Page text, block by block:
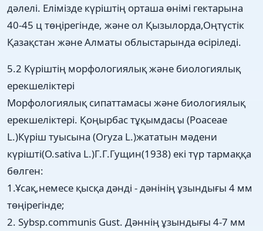
дәлелі. Елімізде күріштің орташа өнімі гектарына
40-45 ц төңірегінде, және ол Қызылорда,Оңтүстік
Қазақстан және Алматы облыстарында өсіріледі.
5.2 Күріштің морфологиялық және биологиялық
ерекшеліктері
Морфологиялық сипаттамасы және биологиялық
ерекшеліктері. Қоңырбас тұқымдасы (Poaceae
L.)Күріш туысына (Oryza L.)жататын мәдени
күрішті(O.sativa L.)Г.Г.Гущин(1938) екі түр тармаққа
бөлген:
1.Ұсақ,немесе қысқа дәнді - дәнінің ұзындығы 4 мм
төңірегінде;
2. Sybsp.communis Gust. Дәннің ұзындығы 4-7 мм